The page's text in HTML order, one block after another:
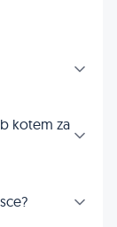
kotem za